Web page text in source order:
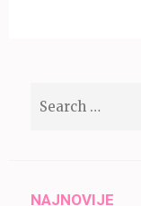
NAJNOVIJE